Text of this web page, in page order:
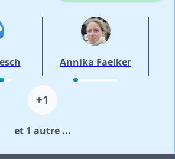
Annika Faelker
+1
et 1 autre ...